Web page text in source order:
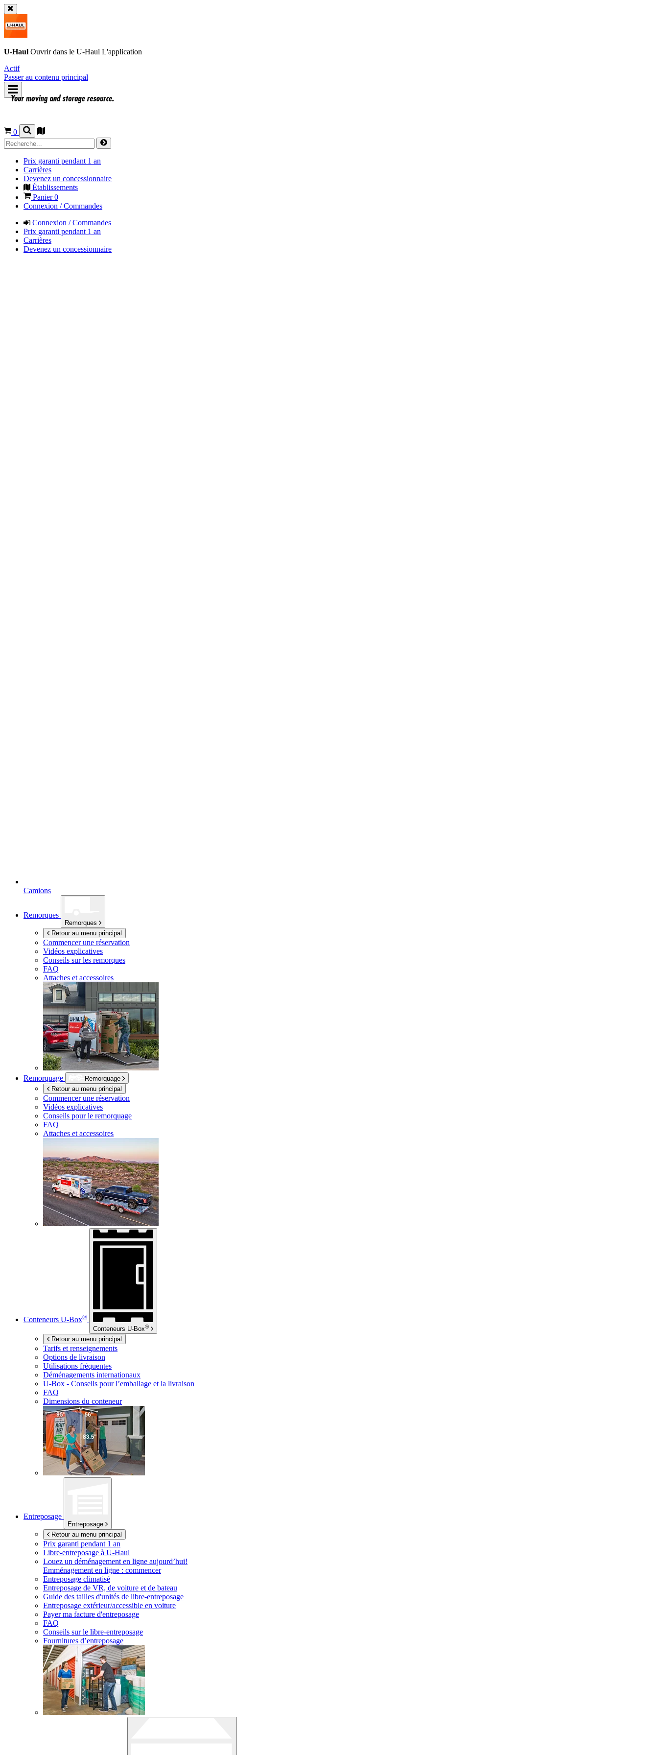
U-Haul Ouvrir dans le U-Haul L'application
Actif
Passer au contenu principal
0
Prix garanti pendant 1 an
Carrières
Devenez un concessionnaire
Établissements
Panier0
Connexion / Commandes
Connexion / Commandes
Prix garanti pendant 1 an
Carrières
Devenez un concessionnaire
Camions
Remorques
Remorques
Retour au menu principal
Commencer une réservation
Vidéos explicatives
Conseils sur les remorques
FAQ
Attaches et accessoires
Remorquage
Remorquage
Retour au menu principal
Commencer une réservation
Vidéos explicatives
Conseils pour le remorquage
FAQ
Attaches et accessoires
Conteneurs U-Box®
Conteneurs U-Box®
Retour au menu principal
Tarifs et renseignements
Options de livraison
Utilisations fréquentes
Déménagements internationaux
U-Box - Conseils pour l’emballage et la livraison
FAQ
Dimensions du conteneur
Entreposage
Entreposage
Retour au menu principal
Prix garanti pendant 1 an
Libre-entreposage à U-Haul
Louez un déménagement en ligne aujourd’hui!
Emménagement en ligne : commencer
Entreposage climatisé
Entreposage de VR, de voiture et de bateau
Guide des tailles d'unités de libre-entreposage
Entreposage extérieur/accessible en voiture
Payer ma facture d'entreposage
FAQ
Conseils sur le libre-entreposage
Fournitures d’entreposage